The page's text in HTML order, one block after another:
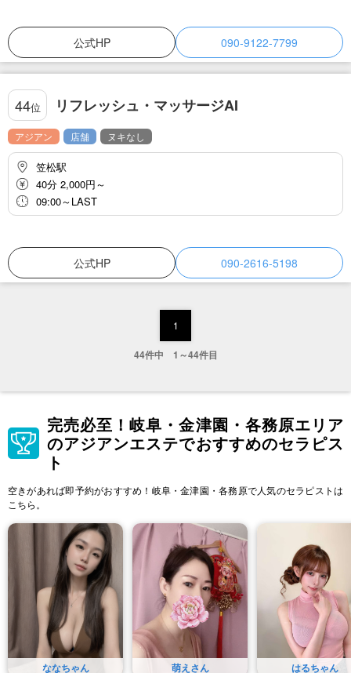
公式HP 090-9122-7799
44位 リフレッシュ・マッサージAI
アジアン 店舗 ヌキなし
笠松駅
40分 2,000円～
09:00～LAST
公式HP 090-2616-5198
1
44件中 1～44件目
完売必至！岐阜・金津園・各務原エリア
のアジアンエステでおすすめのセラピス
ト
空きがあれば即予約がおすすめ！岐阜・金津園・各務原で人気のセラピストは
こちら。
ななちゃん 萌えさん はるちゃん